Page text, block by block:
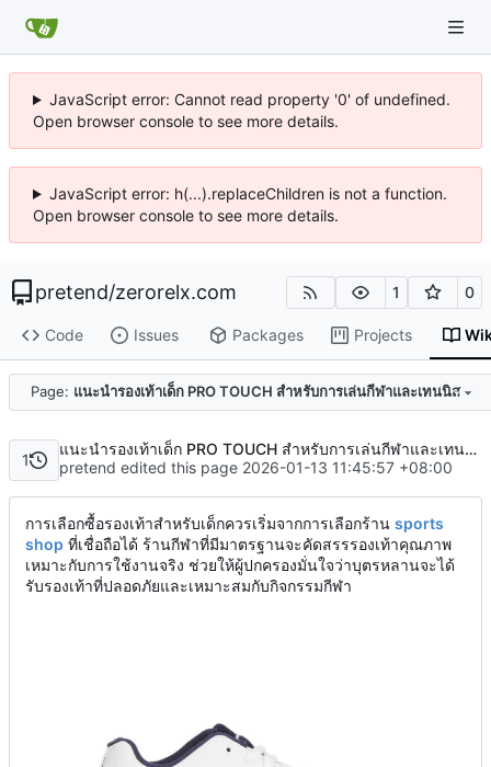
JavaScript error: Cannot read property '0' of undefined.
Open browser console to see more details.
JavaScript error: h(...).replaceChildren is not a function.
Open browser console to see more details.
pretend/zerorelx.com 1 0
Code Issues Packages Projects
Page: แนะนำรองเท้าเด็ก PRO TOUCH สำหรับการเล่นกีฬาและเทนนิส
Code
1
แนะนำรองเท้าเด็ก PRO TOUCH สำหรับการเล่นกีฬาและเทนนิส
pretend edited this page 2026-01-13 11:45:57 +08:00
การเลือกซื้อรองเท้าสำหรับเด็กควรเริ่มจากการเลือกร้าน sports
shop ที่เชื่อถือได้ ร้านกีฬาที่มีมาตรฐานจะคัดสรรรองเท้าคุณภาพ
เหมาะกับการใช้งานจริง ช่วยให้ผู้ปกครองมั่นใจว่าบุตรหลานจะได้
รับรองเท้าที่ปลอดภัยและเหมาะสมกับกิจกรรมกีฬา